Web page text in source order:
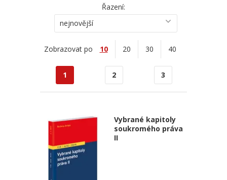
Řazení:
nejnovější
Zobrazovat po 10 20 30 40
1 2 3
Vybrané kapitoly
soukromého práva
II